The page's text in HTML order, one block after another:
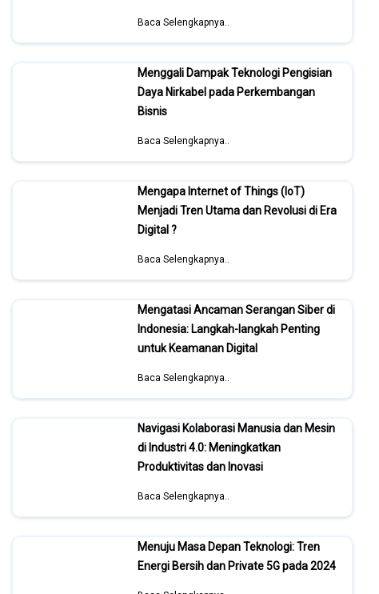
Baca Selengkapnya..
Menggali Dampak Teknologi Pengisian
Daya Nirkabel pada Perkembangan
Bisnis
Baca Selengkapnya..
Mengapa Internet of Things (IoT)
Menjadi Tren Utama dan Revolusi di Era
Digital ?
Baca Selengkapnya..
Mengatasi Ancaman Serangan Siber di
Indonesia: Langkah-langkah Penting
untuk Keamanan Digital
Baca Selengkapnya..
Navigasi Kolaborasi Manusia dan Mesin
di Industri 4.0: Meningkatkan
Produktivitas dan Inovasi
Baca Selengkapnya..
Menuju Masa Depan Teknologi: Tren
Energi Bersih dan Private 5G pada 2024